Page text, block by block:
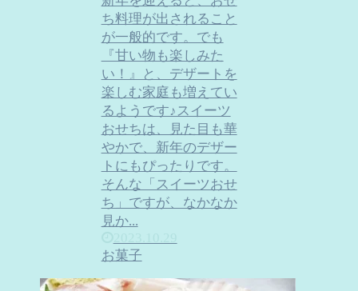
ち料理が出されること
が一般的です。でも
『甘い物も楽しみた
い！』と、デザートを
楽しむ家庭も増えてい
るようです♪スイーツ
おせちは、見た目も華
やかで、新年のデザー
トにもぴったりです。
そんな「スイーツおせ
ち」ですが、なかなか
見か...
お菓子